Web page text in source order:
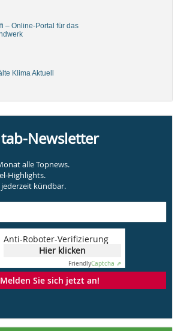
– Online-Portal für das
Klima Aktuell
tab-Newsletter
alle Topnews.
Highlights.
kündbar.
Anti-Roboter-Verifizierung
Hier klicken
FriendlyCaptcha ⇗
Melden Sie sich jetzt an!